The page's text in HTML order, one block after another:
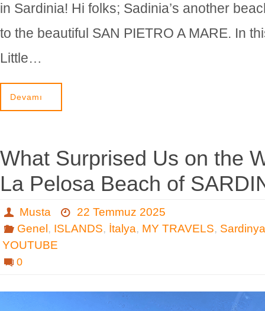
in Sardinia! Hi folks; Sadinia’s another
to the beautiful SAN PIETRO A MARE. In
Little…
Devamı
What Surprised Us on the
La Pelosa Beach of
Musta
22 Temmuz 2025
Genel , ISLANDS, İtalya, MY TRAVELS, Sardinya
YOUTUBE
0